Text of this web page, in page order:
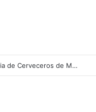
William Contreras comandó victoria de Cerveceros de Milwaukee en casa (+Video)